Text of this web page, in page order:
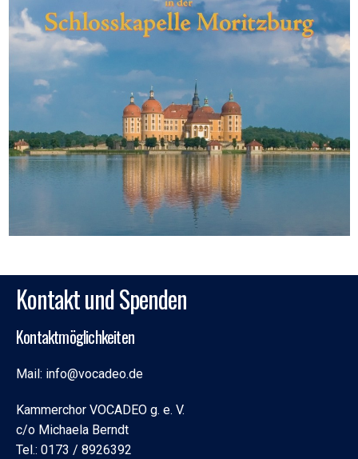
Kontakt und Spenden
Kontaktmöglichkeiten
Mail: info@vocadeo.de
Kammerchor VOCADEO g. e. V.
c/o Michaela Berndt
Tel.: 0173 / 8926392